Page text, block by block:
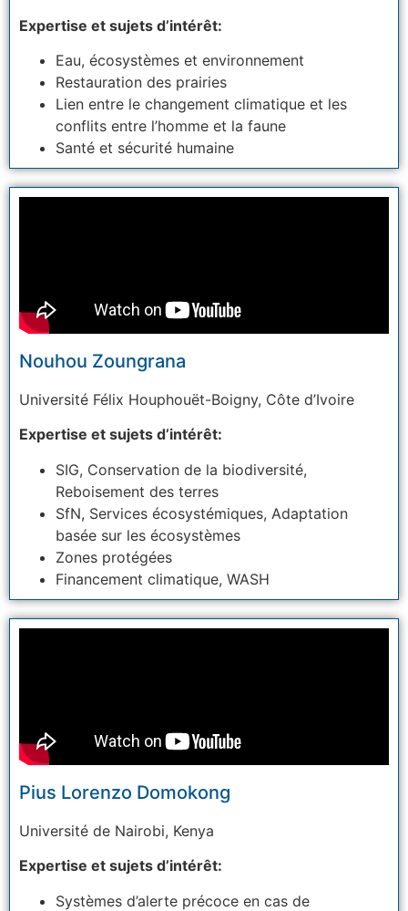
Expertise et sujets d’intérêt:
Eau, écosystèmes et environnement
Restauration des prairies
Lien entre le changement climatique et les
conflits entre l’homme et la faune
Santé et sécurité humaine
Nouhou Zoungrana
Université Félix Houphouët-Boigny, Côte d’Ivoire
Expertise et sujets d’intérêt:
SIG, Conservation de la biodiversité,
Reboisement des terres
SfN, Services écosystémiques, Adaptation
basée sur les écosystèmes
Zones protégées
Financement climatique, WASH
Pius Lorenzo Domokong
Université de Nairobi, Kenya
Expertise et sujets d’intérêt:
Systèmes d’alerte précoce en cas de